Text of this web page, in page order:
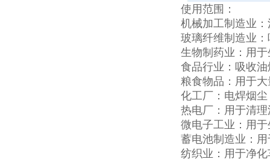
使用范围：
机械加工制造业
玻璃纤维制造业
生物制药业：用
食品行业：吸收
粮食物品：用于
化工厂：电焊烟
热电厂：用于清
微电子工业：用
蓄电池制造业：
纺织业：用于净